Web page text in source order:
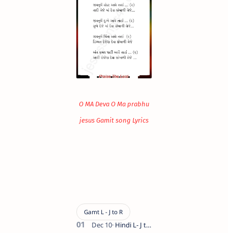
O MA Deva O Ma prabhu
jesus Gamit song Lyrics